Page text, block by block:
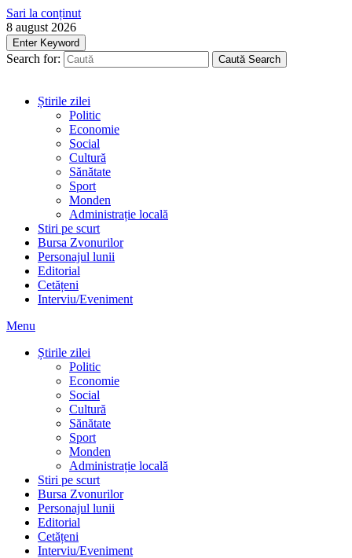
Sari la conținut
8 august 2026
Enter Keyword
Search for: Caută Search
Știrile zilei
Politic
Economie
Social
Cultură
Sănătate
Sport
Monden
Administrație locală
Stiri pe scurt
Bursa Zvonurilor
Personajul lunii
Editorial
Cetățeni
Interviu/Eveniment
Menu
Știrile zilei
Politic
Economie
Social
Cultură
Sănătate
Sport
Monden
Administrație locală
Stiri pe scurt
Bursa Zvonurilor
Personajul lunii
Editorial
Cetățeni
Interviu/Eveniment